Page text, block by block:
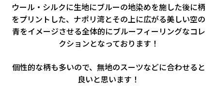
ウール・シルクに生地にブルーの地染めを施した後に柄
をプリントした、ナポリ湾とその上に広がる美しい空の
青をイメージさせる全体的にブルーフィーリングなコレ
クションとなっております！
個性的な柄も多いので、無地のスーツなどに合わせると
良いと思います！